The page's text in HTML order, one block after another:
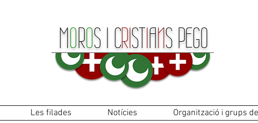
MOROS I CRISTIANS PEGO
Les filades Notícies Organització i grups